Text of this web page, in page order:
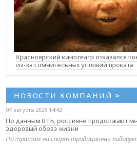
Красноярский кинотеатр отказался
из-за сомнительных условий проката
НОВОСТИ КОМПАНИЙ >
07 августа 2026 14:42
По данным ВТБ, россияне продолжают
здоровый образ жизни
По тратам на спорт традиционно